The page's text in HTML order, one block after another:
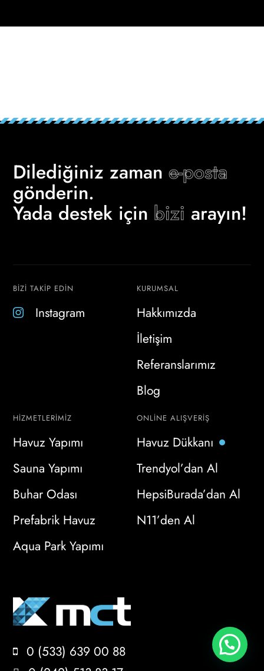
Dilediğiniz zamane-posta
gönderin.
Yada destek için bizi arayın!
BİZİ TAKİP EDİN
Instagram
KURUMSAL
Hakkımızda
İletişim
Referanslarımız
Blog
HIZMETLERIMIZ
Havuz Yapımı
Sauna Yapımı
Buhar Odası
Prefabrik Havuz
Aqua Park Yapımı
ONLINE ALIŞVERIŞ
Havuz Dükkanı
Trendyol’dan Al
HepsiBurada’dan Al
N11’den Al
0 (533) 639 00 88